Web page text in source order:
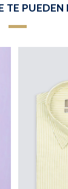
TE PUEDEN